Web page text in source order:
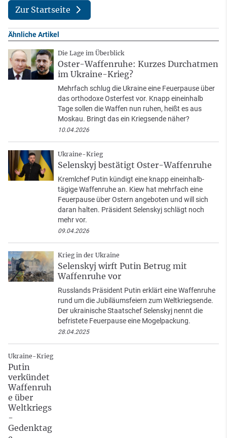
Zur Startseite
Ähnliche Artikel
Die Lage im Überblick
Oster-Waffenruhe: Kurzes Durchatmen
im Ukraine-Krieg?
Mehrfach schlug die Ukraine eine Feuerpause über
das orthodoxe Osterfest vor. Knapp eineinhalb
Tage sollen die Waffen nun ruhen, heißt es aus
Moskau. Bringt das ein Kriegsende näher?
10.04.2026
Ukraine-Krieg
Selenskyj bestätigt Oster-Waffenruhe
Kremlchef Putin kündigt eine knapp eineinhalb-
tägige Waffenruhe an. Kiew hat mehrfach eine
Feuerpause über Ostern angeboten und will sich
daran halten. Präsident Selenskyj schlägt noch
mehr vor.
09.04.2026
Krieg in der Ukraine
Selenskyj wirft Putin Betrug mit
Waffenruhe vor
Russlands Präsident Putin erklärt eine Waffenruhe
rund um die Jubiläumsfeiern zum Weltkriegsende.
Der ukrainische Staatschef Selenskyj nennt die
befristete Feuerpause eine Mogelpackung.
28.04.2025
Ukraine-Krieg
Putin
verkündet
Waffenruh
e über
Weltkriegs
-
Gedenktag